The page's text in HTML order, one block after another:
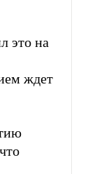
это на
ждет